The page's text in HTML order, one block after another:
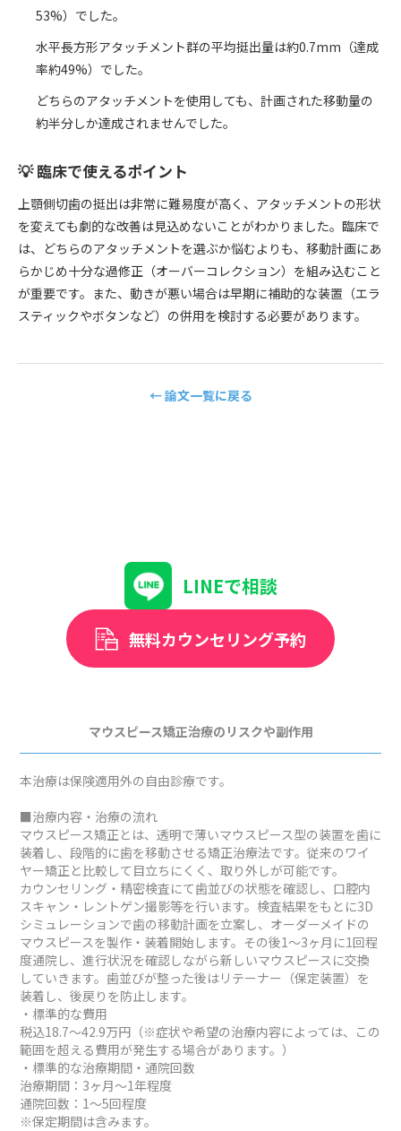
53%）でした。
水平長方形アタッチメント群の平均挺出量は約0.7mm（達成
率約49%）でした。
どちらのアタッチメントを使用しても、計画された移動量の
約半分しか達成されませんでした。
💡 臨床で使えるポイント
上顎側切歯の挺出は非常に難易度が高く、アタッチメントの形状
を変えても劇的な改善は見込めないことがわかりました。臨床で
は、どちらのアタッチメントを選ぶか悩むよりも、移動計画にあ
らかじめ十分な過修正（オーバーコレクション）を組み込むこと
が重要です。また、動きが悪い場合は早期に補助的な装置（エラ
スティックやボタンなど）の併用を検討する必要があります。
← 論文一覧に戻る
LINEで相談
無料カウンセリング予約
マウスピース矯正治療のリスクや副作用
本治療は保険適用外の自由診療です。
■治療内容・治療の流れ
マウスピース矯正とは、透明で薄いマウスピース型の装置を歯に
装着し、段階的に歯を移動させる矯正治療法です。従来のワイ
ヤー矯正と比較して目立ちにくく、取り外しが可能です。
カウンセリング・精密検査にて歯並びの状態を確認し、口腔内
スキャン・レントゲン撮影等を行います。検査結果をもとに3D
シミュレーションで歯の移動計画を立案し、オーダーメイドの
マウスピースを製作・装着開始します。その後1～3ヶ月に1回程
度通院し、進行状況を確認しながら新しいマウスピースに交換
していきます。歯並びが整った後はリテーナー（保定装置）を
装着し、後戻りを防止します。
・標準的な費用
税込18.7～42.9万円（※症状や希望の治療内容によっては、この
範囲を超える費用が発生する場合があります。）
・標準的な治療期間・通院回数
治療期間：3ヶ月～1年程度
通院回数：1～5回程度
※保定期間は含みます。